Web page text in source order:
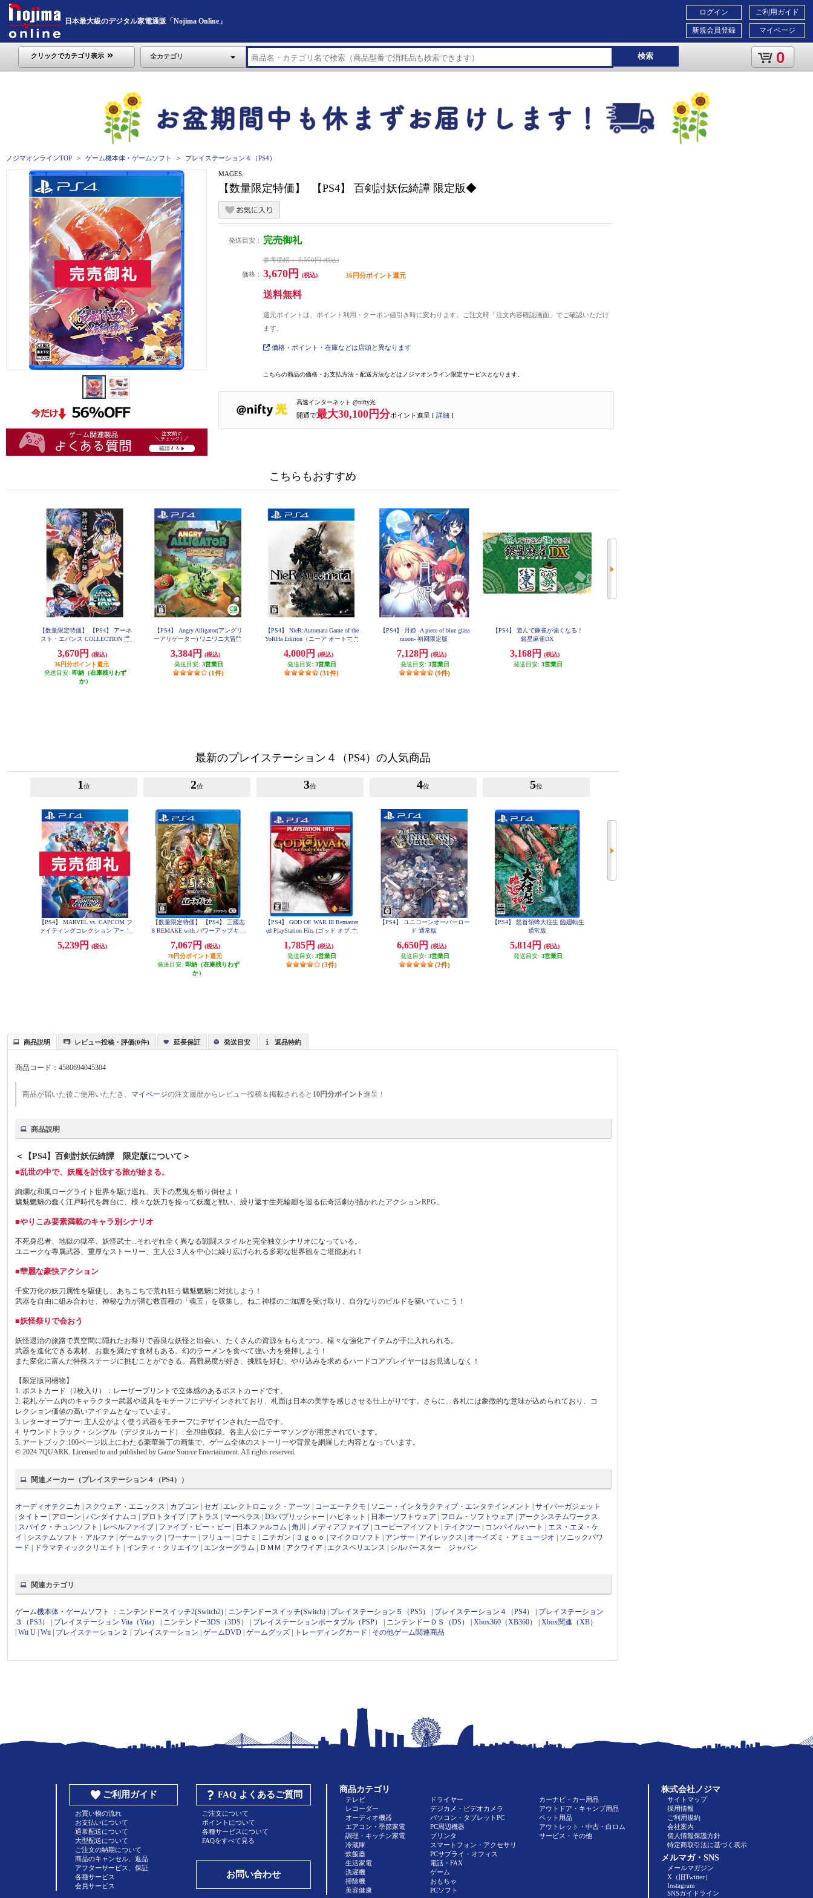
日本最大級のデジタル家電通販「Nojima Online」
ご利用ガイド
マイページ
ログイン
新規会員登録
クリックでカテゴリ表示 全カテゴリ 検索 0
ノジマオンラインTOP ゲーム機本体・ゲームソフト プレイステーション４（PS4）
MAGES.
【数量限定特価】 【PS4】 百剣討妖伝綺譚 限定版◆
発送目安： 完売御礼
価格：
参考価格： 8,500円(税込)
3,670円 (税込) 36円分ポイント還元
送料無料
還元ポイントは、ポイント利用・クーポン値引き時に変わります。ご注文時「注文内容確認画面」でご確認いただけ
ます。
価格・ポイント・在庫などは店頭と異なります
こちらの商品の価格・お支払方法・配送方法などはノジマオンライン限定サービスとなります。
高速インターネット @nifty光
開通で最大30,100円分ポイント進呈 [ 詳細 ]
こちらもおすすめ
【数量限定特価】 【PS4】 アーネ
スト・エバンス COLLECTION 通
3,670円
(税込)
36円分ポイント還元
発送目安: 即納（在庫残りわず
か）
【PS4】 Angry Alligator(アングリ
ーアリゲーター) ワニワニ大冒険
3,384円
(税込)
発送目安: 3営業日
(1件)
【PS4】 NieR:Automata Game of the
YoRHa Edition（ニーア オートマタ
ン）
4,000円
(税込)
発送目安: 3営業日
(31件)
【PS4】 月姫 -A piece of blue glass
moon- 初回限定版
7,128円
(税込)
発送目安: 3営業日
(9件)
【PS4】 遊んで麻雀が強くなる！
銀星麻雀DX
3,168円
(税込)
発送目安: 3営業日
最新のプレイステーション４（PS4）の人気商品
1 位
【PS4】 MARVEL vs. CAPCOM フ
ァイティングコレクション アーケ
5,239円 (税込)
2位
【数量限定特価】 【PS4】 三國志
8 REMAKE with パワーアップキッ
7,067円
(税込)
70円分ポイント還元
発送目安: 即納（在庫残りわず
か）
3位
【PS4】 GOD OF WAR III Remaster
ed PlayStation Hits (ゴッド オブ ウ
1,785円
(税込)
発送目安: 3営業日
(3件)
4位
【PS4】 ユニコーンオーバーロー
ド 通常版
6,650円
(税込)
発送目安: 3営業日
(2件)
5位
【PS4】 怒首領蜂大往生 臨廻転生
通常版
5,814円
(税込)
発送目安: 3営業日
商品説明 レビュー投稿・評価(0件) 延長保証 発送目安 返品特約
商品コード：4580694045304
商品が届いた後ご使用いただき、 マイページの注文履歴からレビュー投稿＆掲載されると 10円分ポイント進呈！
商品説明
＜【PS4】百剣討妖伝綺譚 限定版について＞
■乱世の中で、妖魔を討伐する旅が始まる。
絢爛な和風ローグライト世界を駆け巡れ、天下の悪鬼を斬り倒せよ！
魑魅魍魎の蠢く江戸時代を舞台に、様々な妖刀を操って妖魔と戦い、繰り返す生死輪廻を巡る伝奇活劇が描かれたアクションRPG。
■やりこみ要素満載のキャラ別シナリオ
不死身忍者、地獄の獄卒、妖怪武士...それぞれ全く異なる戦闘スタイルと完全独立シナリオになっている。
ユニークな専属武器、重厚なストーリー、主人公３人を中心に繰り広げられる多彩な世界観をご堪能あれ！
■華麗な豪快アクション
千変万化の妖刀属性を駆使し、あちこちで荒れ狂う魑魅魍魎に対抗しよう！
武器を自由に組み合わせ、神秘な力が潜む数百種の「魂玉」を収集し、ねこ神様のご加護を受け取り、自分なりのビルドを築いていこう！
■妖怪祭りで会おう
妖怪退治の旅路で異空間に隠れたお祭りで善良な妖怪と出会い、たくさんの資源をもらえつつ、様々な強化アイテムが手に入れられる。
武器を進化できる素材、お腹を満たす食材もある。幻のラーメンを食べて強い力を発揮しよう！
また変化に富んだ特殊ステージに挑むことができる。高難易度が好き、挑戦を好む、やり込みを求めるハードコアプレイヤーはお見逃しなく！
【限定版同梱物】
1. ポストカード（2枚入り）：レーザープリントで立体感のあるポストカードです。
2. 花札:ゲーム内のキャラクター武器や道具をモチーフにデザインされており、札面は日本の美学を感じさせる仕上がりです。さらに、各札には象徴的な意味が込められており、コ
レクション価値の高いアイテムとなっています。
3. レターオープナー: 主人公がよく使う武器をモチーフにデザインされた一品です。
4. サウンドトラック・シングル（デジタルカード）: 全29曲収録。各主人公にテーマソングが用意されています。
5. アートブック:100ページ以上にわたる豪華装丁の画集で、ゲーム全体のストーリーや背景を網羅した内容となっています。
©️ 2024 7QUARK. Licensed to and published by Game Source Entertainment. All rights reserved.
関連メーカー（プレイステーション４（PS4））
オーディオテクニカ | スクウェア・エニックス | カプコン |セガ | エレクトロニック・アーツ | コーエーテクモ | ソニー・インタラクティブ・エンタテインメント |サイバーガジェット
| タイトー | アローン |バンダイナムコ | プロトタイプ| アトラス | マーベラス |D3パブリッシャー |ハピネット | 日本一ソフトウェア | フロム・ソフトウェア | アークシステムワークス
| スパイク・チュンソフト | レベルファイブ | ファイブ・ピー・ビー | 日本ファルコム |角川 | メディアファイブ |ユービーアイソフト | テイクツー | コンパイルハート | エス・エヌ・ケ
イ | システムソフト・アルファ |ゲームテック | ワーナー | フリュー | コナミ | ニチガン | ３ｇｏｏ | マイクロソフト | アンサー | アイレックス | オーイズミ・アミュージオ | ソニックパワ
ード | ドラマティッククリエイト | インティ・クリエイツ | エンターグラム | ＤＭＭ | アクワイア | エクスペリエンス | シルバースター ジャパン
関連カテゴリ
ゲーム機本体・ゲームソフト ： ニンテンドースイッチ2(Switch2) | ニンテンドースイッチ(Switch) | プレイステーション５（PS5） | プレイステーション４（PS4） | プレイステーション
３（PS3）
| プレイステーション Vita（Vita） | ニンテンドー3DS（3DS） | プレイステーションポータブル（PSP） | ニンテンドーＤＳ（DS） |Xbox360（XB360） |Xbox関連（XB）
|Wii U |Wii | プレイステーション２ | プレイステーション |ゲームDVD |ゲームグッズ | トレーディングカード | その他ゲーム関連商品
ご利用ガイド
お買い物の流れ
お支払いについて
通常配送について
大型配送について
ご注文の納期について
商品のキャンセル、返品
アフターサービス、保証
各種サービス
会員サービス
FAQ よくあるご質問
ご注文について
ポイントについて
各種サービスについて
FAQをすべて見る
お問い合わせ
商品カテゴリ
テレビ
レコーダー
オーディオ機器
エアコン・季節家電
調理・キッチン家電
冷蔵庫
炊飯器
生活家電
洗濯機
掃除機
美容健康
ドライヤー
デジカメ・ビデオカメラ
パソコン・タブレットPC
PC周辺機器
プリンタ
スマートフォン・アクセサリ
PCサプライ・オフィス
電話・FAX
ゲーム
おもちゃ
PCソフト
カーナビ・カー用品
アウトドア・キャンプ用品
ペット用品
アウトレット・中古・白ロム
サービス・その他
株式会社ノジマ
サイトマップ
採用情報
ご利用規約
会社案内
個人情報保護方針
特定商取引法に基づく表示
メルマガ・SNS
メールマガジン
X（旧Twitter）
Instagram
SNSガイドライン